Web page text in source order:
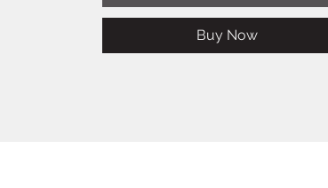
Buy Now